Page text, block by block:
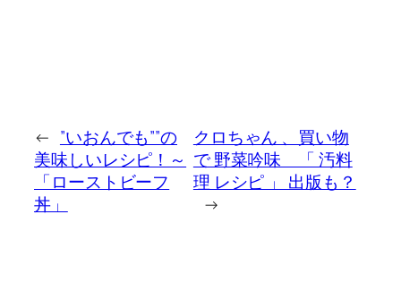
← ”いおんでも””の
美味しいレシピ！～
「ローストビーフ
丼」
クロちゃん 、買い物
で 野菜吟味 「 汚料
理 レシピ 」 出版も？
→